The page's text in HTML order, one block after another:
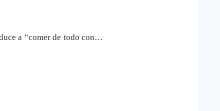
a “comer de todo con…